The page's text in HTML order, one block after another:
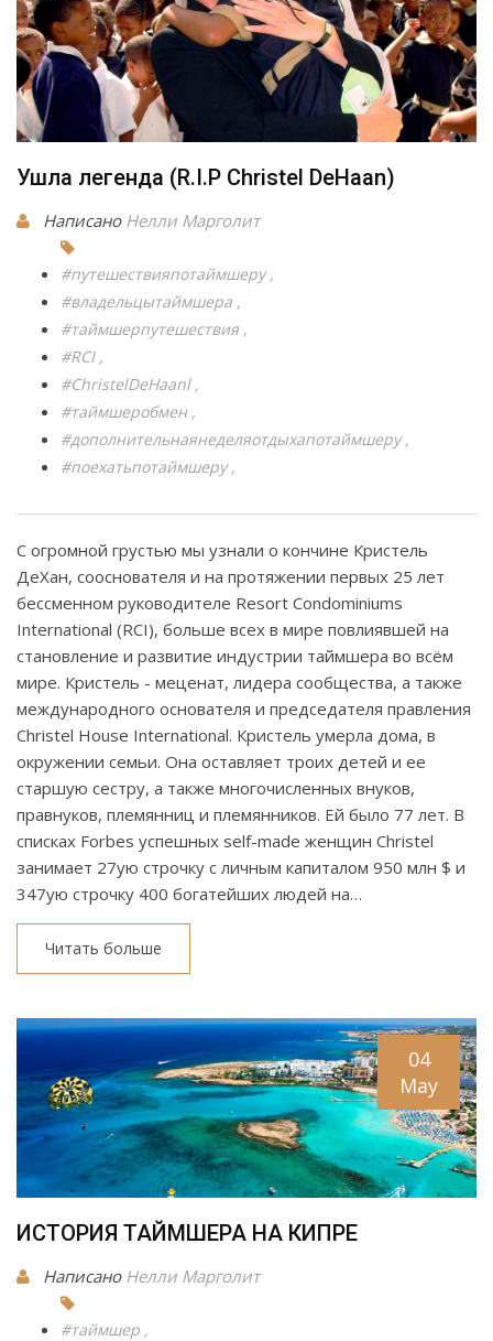
Ушла легенда (R.I.P Christel DeHaan)
Написано Нелли Марголит
#путешествияпотаймшеру
#владельцытаймшера
#таймшерпутешествия
#RCI
#ChristelDeHaanl
#таймшеробмен
#дополнительнаянеделяотдыхапотаймшеру
#поехатьпотаймшеру
С огромной грустью мы узнали о кончине Кристель
ДеХан, сооснователя и на протяжении первых 25 лет
бессменном руководителе Resort Condominiums
International (RCI), больше всех в мире повлиявшей на
становление и развитие индустрии таймшера во всём
мире. Кристель - меценат, лидера сообщества, а также
международного основателя и председателя правления
Christel House International. Кристель умерла дома, в
окружении семьи. Она оставляет троих детей и ее
старшую сестру, а также многочисленных внуков,
правнуков, племянниц и племянников. Ей было 77 лет. В
списках Forbes успешных self-made женщин Christel
занимает 27ую строчку с личным капиталом 950 млн $ и
347ую строчку 400 богатейших людей на…
Читать больше
04
May
ИСТОРИЯ ТАЙМШЕРА НА КИПРЕ
Написано Нелли Марголит
#таймшер